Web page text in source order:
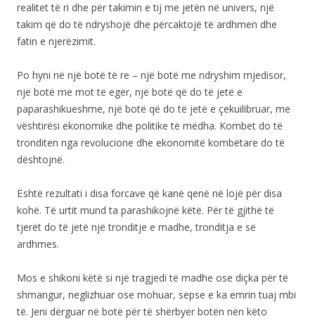
realitet të ri dhe për takimin e tij me jetën në univers, një
takim që do të ndryshojë dhe përcaktojë të ardhmen dhe
fatin e njerëzimit.
Po hyni në një botë të re – një botë me ndryshim mjedisor,
një botë me mot të egër, një botë që do të jetë e
paparashikueshme, një botë që do të jetë e çekuilibruar, me
vështirësi ekonomike dhe politike të mëdha. Kombet do të
tronditen nga revolucione dhe ekonomitë kombëtare do të
dështojnë.
Është rezultati i disa forcave që kanë qenë në lojë për disa
kohë. Të urtit mund ta parashikojnë këtë. Për të gjithë të
tjerët do të jetë një tronditje e madhe, tronditja e së
ardhmes.
Mos e shikoni këtë si një tragjedi të madhe ose diçka për të
shmangur, neglizhuar ose mohuar, sepse e ka emrin tuaj mbi
të. Jeni dërguar në botë për të shërbyer botën nën këto